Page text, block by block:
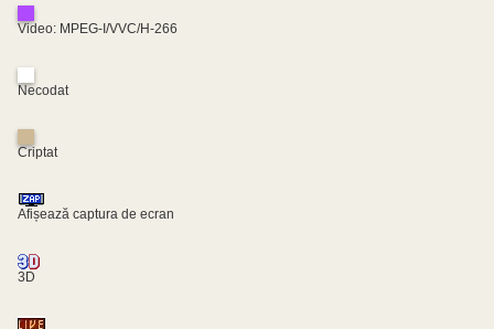
Video: MPEG-I/VVC/H-266
Necodat
Criptat
Afișează captura de ecran
3D